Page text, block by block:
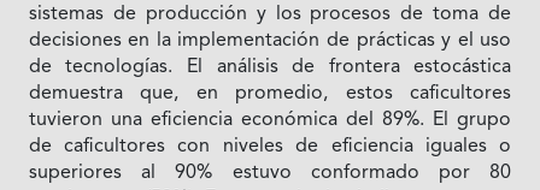
sistemas de producción y los procesos de toma de
decisiones en la implementación de prácticas y el uso
de tecnologías. El análisis de frontera estocástica
demuestra que, en promedio, estos caficultores
tuvieron una eficiencia económica del 89%. El grupo
de caficultores con niveles de eficiencia iguales o
superiores al 90% estuvo conformado por 80